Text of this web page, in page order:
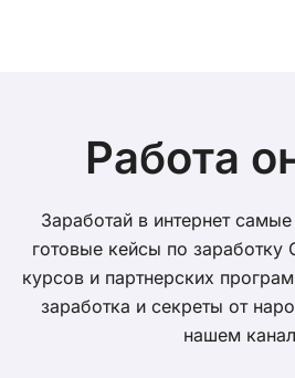
Работа
Заработай в интернет
готовые кейсы по
курсов и партнерских
заработка и секреты от
нашем